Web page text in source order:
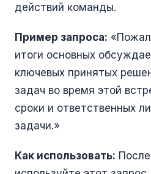
действий команды.
Пример запроса:
итоги основных
ключевых принятых
задач во время этой
сроки и ответственных
задачи.»
Как использовать: